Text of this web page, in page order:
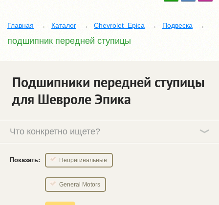
Главная Каталог Chevrolet_Epica Подвеска
подшипник передней ступицы
Подшипники передней ступицы
для Шевроле Эпика
Что конкретно ищете?
Показать: Неоригинальные
General Motors